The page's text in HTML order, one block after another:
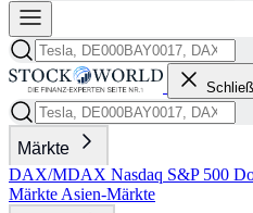
Märkte
DAX/MDAX Nasdaq S&P 500
Märkte Asien-Märkte